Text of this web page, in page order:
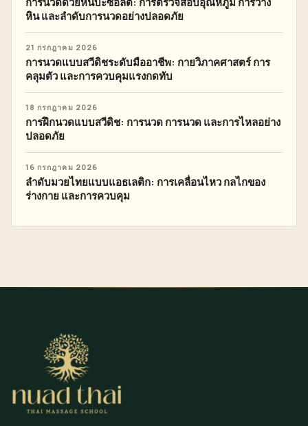
หิน และลำดับการนวดอย่างปลอดภัย
21 กรกฎาคม 2026
การนวดแบบสวีดิชระดับมืออาชีพ: กายวิภาคศาสตร์ การ
คลุมตัว และการควบคุมแรงกดทับ
18 กรกฎาคม 2026
การฝึกนวดแบบสวีดิช: การนวด การนวด และการไหลอย่าง
ปลอดภัย
16 กรกฎาคม 2026
ลำดับมวยไทยแบบแอธเลติก: การเคลื่อนไหว กลไกของ
ร่างกาย และการควบคุม